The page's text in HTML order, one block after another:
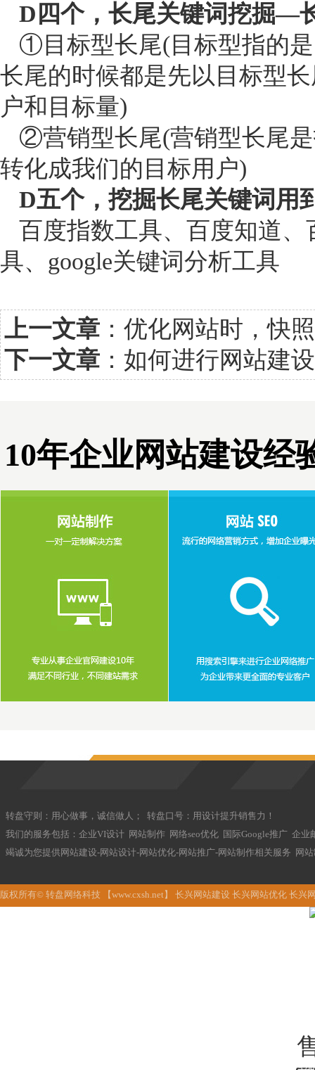
D四个，长尾关键词挖掘—
①目标型长尾(目标型指的是
长尾的时候都是先以目标型
户和目标量)
②营销型长尾(营销型长尾是
转化成我们的目标用户)
D五个，挖掘长尾关键词用
百度指数工具、百度知道、
具、google关键词分析工具
上一文章 ： 优化网站时，快
下一文章 ： 如何进行网站建
10年企业网站建设经
转盘守则：用心做事，诚信做人； 转盘口号：用设计提升销售力！
我们的服务包括：企业VI设计 网站制作 网络seo优化 国际Google推广 企业
竭诚为您提供网站建设-网站设计-网站优化-网站推广-网站制作相关服务 网
版权所有© 转盘网络科技 【www.cxsh.net】 长兴网站建设 长兴网站优化 长兴